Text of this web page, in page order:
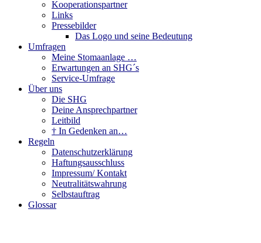
Kooperationspartner
Links
Pressebilder
Das Logo und seine Bedeutung
Umfragen
Meine Stomaanlage …
Erwartungen an SHG´s
Service-Umfrage
Über uns
Die SHG
Deine Ansprechpartner
Leitbild
† In Gedenken an…
Regeln
Datenschutzerklärung
Haftungsausschluss
Impressum/ Kontakt
Neutralitätswahrung
Selbstauftrag
Glossar